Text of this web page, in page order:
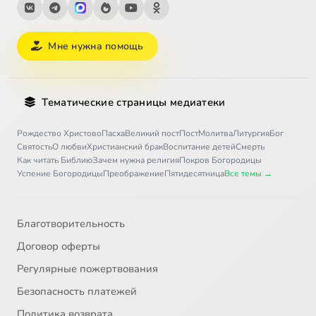
Мне нужна помощь
Тематические страницы медиатеки
Рождество ХристовоПасхаВеликий постПостМолитваЛитургияБог
СвятостьО любвиХристианский бракВоспитание детейСмерть
Как читать БиблиюЗачем нужна религияПокров Богородицы
Успение БогородицыПреображениеПятидесятницаВсе темы →
Благотворительность
Договор оферты
Регулярные пожертвования
Безопасность платежей